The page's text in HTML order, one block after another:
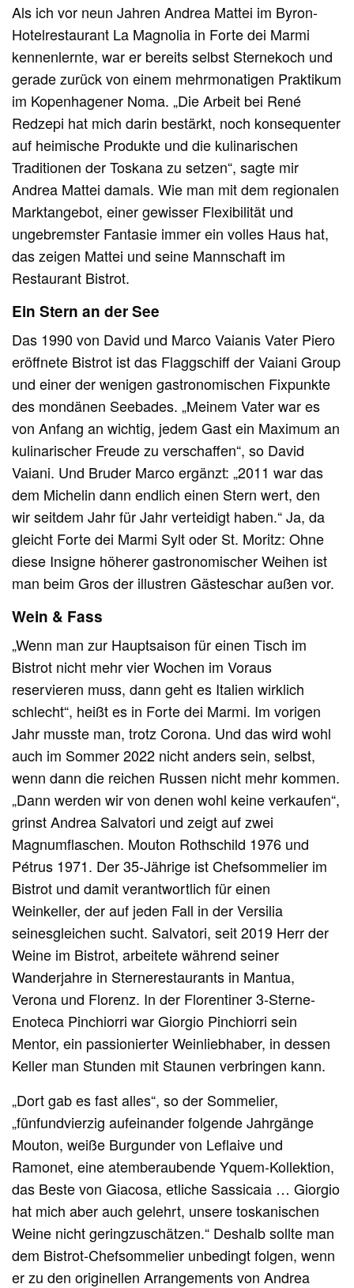
Als ich vor neun Jahren Andrea Mattei im Byron-
Hotelrestaurant La Magnolia in Forte dei Marmi
kennenlernte, war er bereits selbst Sternekoch und
gerade zurück von einem mehrmonatigen Praktikum
im Kopenhagener Noma. „Die Arbeit bei René
Redzepi hat mich darin bestärkt, noch konsequenter
auf heimische Produkte und die kulinarischen
Traditionen der Toskana zu setzen“, sagte mir
Andrea Mattei damals. Wie man mit dem regionalen
Marktangebot, einer gewisser Flexibilität und
ungebremster Fantasie immer ein volles Haus hat,
das zeigen Mattei und seine Mannschaft im
Restaurant Bistrot.
Ein Stern an der See
Das 1990 von David und Marco Vaianis Vater Piero
eröffnete Bistrot ist das Flaggschiff der Vaiani Group
und einer der wenigen gastronomischen Fixpunkte
des mondänen Seebades. „Meinem Vater war es
von Anfang an wichtig, jedem Gast ein Maximum an
kulinarischer Freude zu verschaffen“, so David
Vaiani. Und Bruder Marco ergänzt: „2011 war das
dem Michelin dann endlich einen Stern wert, den
wir seitdem Jahr für Jahr verteidigt haben.“ Ja, da
gleicht Forte dei Marmi Sylt oder St. Moritz: Ohne
diese Insigne höherer gastronomischer Weihen ist
man beim Gros der illustren Gästeschar außen vor.
Wein & Fass
„Wenn man zur Hauptsaison für einen Tisch im
Bistrot nicht mehr vier Wochen im Voraus
reservieren muss, dann geht es Italien wirklich
schlecht“, heißt es in Forte dei Marmi. Im vorigen
Jahr musste man, trotz Corona. Und das wird wohl
auch im Sommer 2022 nicht anders sein, selbst,
wenn dann die reichen Russen nicht mehr kommen.
„Dann werden wir von denen wohl keine verkaufen“,
grinst Andrea Salvatori und zeigt auf zwei
Magnumflaschen. Mouton Rothschild 1976 und
Pétrus 1971. Der 35-Jährige ist Chefsommelier im
Bistrot und damit verantwortlich für einen
Weinkeller, der auf jeden Fall in der Versilia
seinesgleichen sucht. Salvatori, seit 2019 Herr der
Weine im Bistrot, arbeitete während seiner
Wanderjahre in Sternerestaurants in Mantua,
Verona und Florenz. In der Florentiner 3-Sterne-
Enoteca Pinchiorri war Giorgio Pinchiorri sein
Mentor, ein passionierter Weinliebhaber, in dessen
Keller man Stunden mit Staunen verbringen kann.
„Dort gab es fast alles“, so der Sommelier,
„fünfundvierzig aufeinander folgende Jahrgänge
Mouton, weiße Burgunder von Leflaive und
Ramonet, eine atemberaubende Yquem-Kollektion,
das Beste von Giacosa, etliche Sassicaia … Giorgio
hat mich aber auch gelehrt, unsere toskanischen
Weine nicht geringzuschätzen.“ Deshalb sollte man
dem Bistrot-Chefsommelier unbedingt folgen, wenn
er zu den originellen Arrangements von Andrea